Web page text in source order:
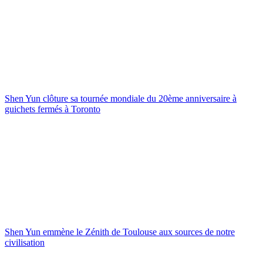
Shen Yun clôture sa tournée mondiale du 20ème anniversaire à
guichets fermés à Toronto
Shen Yun emmène le Zénith de Toulouse aux sources de notre
civilisation